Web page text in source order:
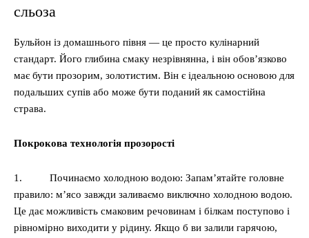
сльоза
Бульйон із домашнього півня — це просто кулінарний
стандарт. Його глибина смаку незрівнянна, і він обов’язково
має бути прозорим, золотистим. Він є ідеальною основою для
подальших супів або може бути поданий як самостійна
страва.
Покрокова технологія прозорості
1. Починаємо холодною водою: Запам’ятайте головне
правило: м’ясо завжди заливаємо виключно холодною водою.
Це дає можливість смаковим речовинам і білкам поступово і
рівномірно виходити у рідину. Якщо б ви залили гарячою,